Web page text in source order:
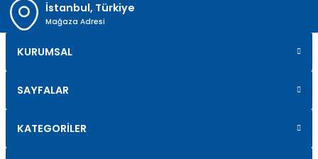
İstanbul, Türkiye
Mağaza Adresi
KURUMSAL
SAYFALAR
KATEGORİLER